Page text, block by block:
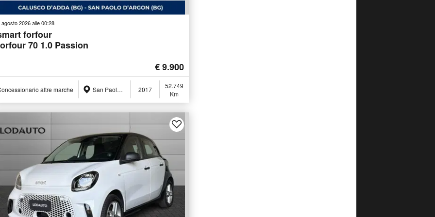
agosto 2026 alle 00:28
forfour
70 1.0 Passion
€ 9.900
altre marche San Paolo d'Argon (BG) 2017
52.749
Km